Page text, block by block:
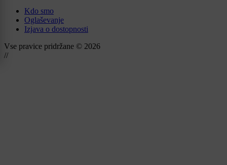
Kdo smo
Oglaševanje
Izjava o dostopnosti
Vse pravice pridržane © 2026
//